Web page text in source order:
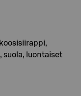
luontaiset